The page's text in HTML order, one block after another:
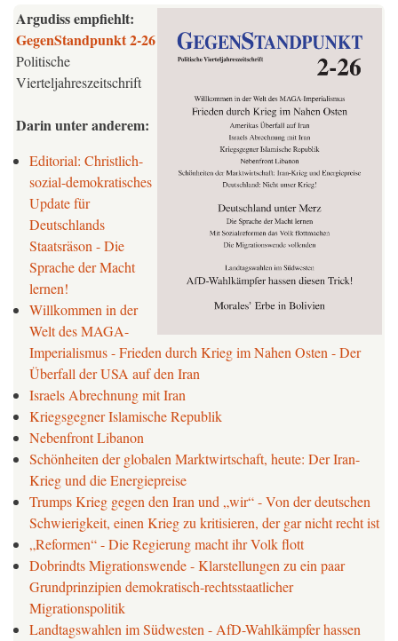
Argudiss empfiehlt:
GegenStandpunkt2-26
Politische
Vierteljahreszeitschrift
Darin unter anderem:
Editorial: Christlich-
sozial-demokratisches
Update für
Deutschlands
Staatsräson - Die
Sprache der Macht
lernen!
Willkommen in der
Welt des MAGA-
Imperialismus - Frieden durch Krieg im Nahen Osten - Der
Überfall der USA auf den Iran
Israels Abrechnung mit Iran
Kriegsgegner Islamische Republik
Nebenfront Libanon
Schönheiten der globalen Marktwirtschaft, heute: Der Iran-
Krieg und die Energiepreise
Trumps Krieg gegen den Iran und „wir“ - Von der deutschen
Schwierigkeit, einen Krieg zu kritisieren, der gar nicht recht ist
„Reformen“ - Die Regierung macht ihr Volk flott
Dobrindts Migrationswende - Klarstellungen zu ein paar
Grundprinzipien demokratisch-rechtsstaatlicher
Migrationspolitik
Landtagswahlen im Südwesten - AfD-Wahlkämpfer hassen